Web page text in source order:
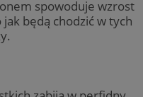
spowoduje wzrost
będą chodzić w tych